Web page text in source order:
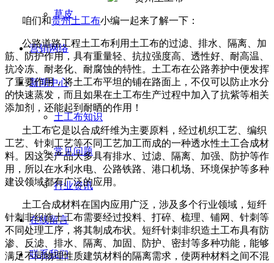
草皮
营销网络
新闻中心
土工布知识
常见问题
行业资讯
在线留言
联系我们
咱们和贵州土工布小编一起来了解一下：
公路道路工程土工布利用土工布的过滤、排水、隔离、加
筋、防护作用，具有重量轻、抗拉强度高、透性好、耐高温、
抗冷冻、耐老化、耐腐蚀的特性。土工布在公路养护中便发挥
了重要作用，将土工布平坦的铺在路面上，不仅可以防止水分
的快速蒸发，而且如果在土工布生产过程中加入了抗紫等相关
添加剂，还能起到耐晒的作用！
土工布它是以合成纤维为主要原料，经过机织工艺、编织
工艺、针刺工艺等不同工艺加工而成的一种透水性土工合成材
料。因这类产品大多具有排水、过滤、隔离、加强、防护等作
用，所以在水利水电、公路铁路、港口机场、环境保护等多种
建设领域都有广泛的应用。
土工合成材料在国内应用广泛，涉及多个行业领域，短纤
针刺非织造土工布需要经过投料、打碎、梳理、铺网、针刺等
不同处理工序，将其制成布状。短纤针刺非织造土工布具有防
渗、反滤、排水、隔离、加固、防护、密封等多种功能，能够
满足不同物理性质建筑材料的隔离需求，使两种材料之间不混